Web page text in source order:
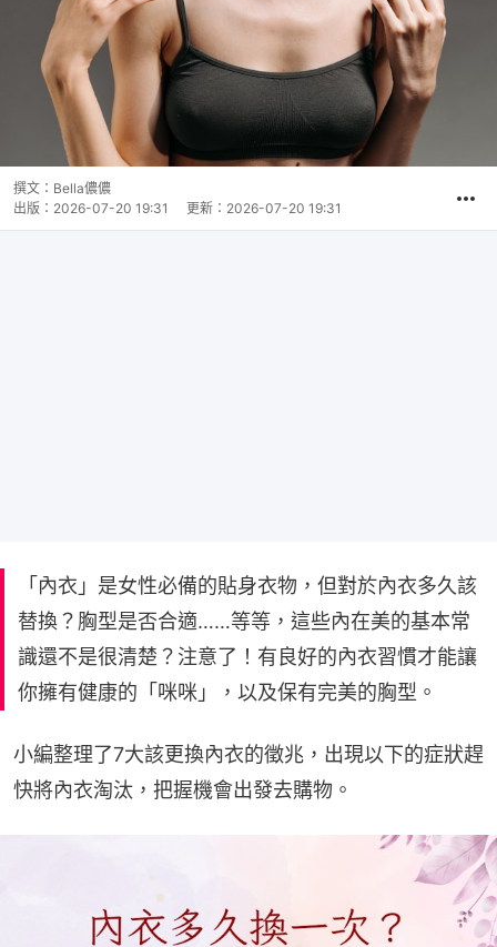
撰文： Bella儂儂
出版： 2026-07-20 19:31 更新： 2026-07-20 19:31
「內衣」是女性必備的貼身衣物，但對於內衣多久該
替換？胸型是否合適……等等，這些內在美的基本常
識還不是很清楚？注意了！有良好的內衣習慣才能讓
你擁有健康的「咪咪」，以及保有完美的胸型。
小編整理了7大該更換內衣的徵兆，出現以下的症狀趕
快將內衣淘汰，把握機會出發去購物。